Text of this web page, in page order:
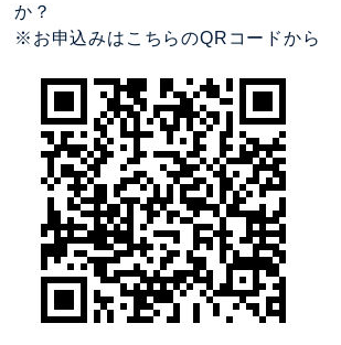
か？
※お申込みはこちらのQRコードから